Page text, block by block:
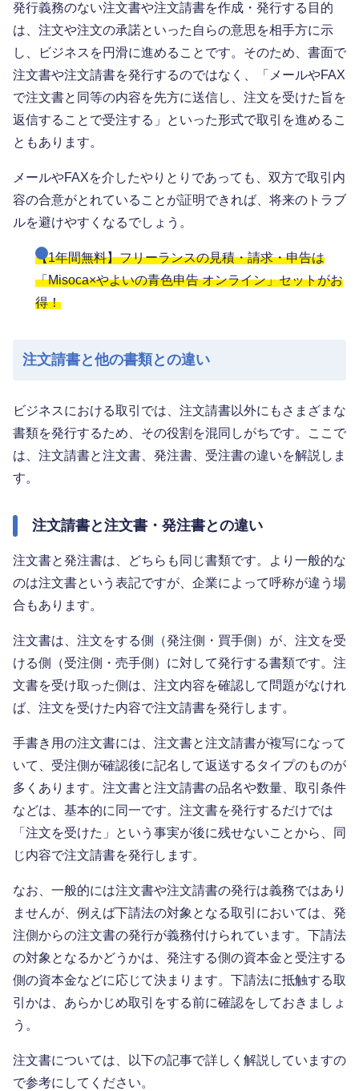
発行義務のない注文書や注文請書を作成・発行する目的
は、注文や注文の承諾といった自らの意思を相手方に示
し、ビジネスを円滑に進めることです。そのため、書面で
注文書や注文請書を発行するのではなく、「メールやFAX
で注文書と同等の内容を先方に送信し、注文を受けた旨を
返信することで受注する」といった形式で取引を進めるこ
ともあります。
メールやFAXを介したやりとりであっても、双方で取引内
容の合意がとれていることが証明できれば、将来のトラブ
ルを避けやすくなるでしょう。
【1年間無料】フリーランスの見積・請求・申告は
「Misoca×やよいの青色申告 オンライン」セットがお
得！
注文請書と他の書類との違い
ビジネスにおける取引では、注文請書以外にもさまざまな
書類を発行するため、その役割を混同しがちです。ここで
は、注文請書と注文書、発注書、受注書の違いを解説しま
す。
注文請書と注文書・発注書との違い
注文書と発注書は、どちらも同じ書類です。より一般的な
のは注文書という表記ですが、企業によって呼称が違う場
合もあります。
注文書は、注文をする側（発注側・買手側）が、注文を受
ける側（受注側・売手側）に対して発行する書類です。注
文書を受け取った側は、注文内容を確認して問題がなけれ
ば、注文を受けた内容で注文請書を発行します。
手書き用の注文書には、注文書と注文請書が複写になって
いて、受注側が確認後に記名して返送するタイプのものが
多くあります。注文書と注文請書の品名や数量、取引条件
などは、基本的に同一です。注文書を発行するだけでは
「注文を受けた」という事実が後に残せないことから、同
じ内容で注文請書を発行します。
なお、一般的には注文書や注文請書の発行は義務ではあり
ませんが、例えば下請法の対象となる取引においては、発
注側からの注文書の発行が義務付けられています。下請法
の対象となるかどうかは、発注する側の資本金と受注する
側の資本金などに応じて決まります。下請法に抵触する取
引かは、あらかじめ取引をする前に確認をしておきましょ
う。
注文書については、以下の記事で詳しく解説していますの
で参考にしてください。